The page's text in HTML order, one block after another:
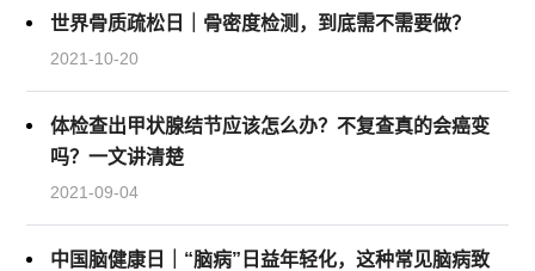
世界骨质疏松日｜骨密度检测，到底需不需要做？
2021-10-20
体检查出甲状腺结节应该怎么办？不复查真的会癌变
吗？一文讲清楚
2021-09-04
中国脑健康日｜“脑病”日益年轻化，这种常见脑病致